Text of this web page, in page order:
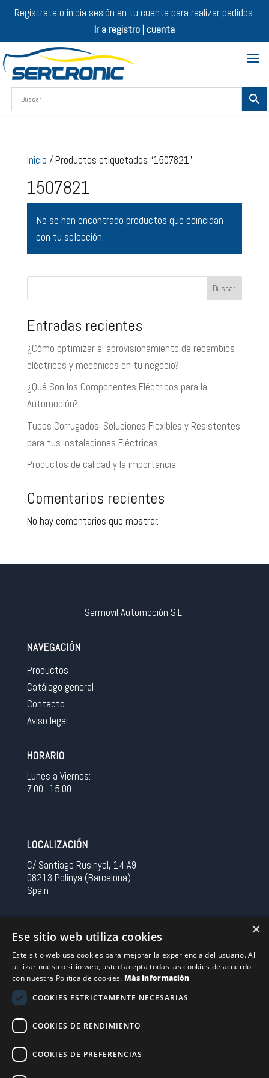
Regístrate o inicia sesión en tu cuenta para realizar pedidos.
Ir a registro | cuenta
Inicio / Productos etiquetados “1507821”
1507821
No se han encontrado productos que coincidan
con tu selección.
Buscar
Entradas recientes
¿Cómo optimizar el aprovisionamiento de recambios
eléctricos y mecánicos en tu negocio?
¿Qué Son los Componentes Eléctricos para la
Automoción?
Tubos Corrugados: Soluciones Flexibles y Resistentes
para tus Instalaciones Eléctricas
Productos de calidad y la importancia
Comentarios recientes
No hay comentarios que mostrar.
Sermovil Automoción S.L.
NAVEGACIÓN
Productos
Catálogo general
Contacto
Aviso legal
HORARIO
Lunes a Viernes:
7:00–15:00
LOCALIZACIÓN
C/ Santiago Rusinyol, 14 A9
08213 Polinya (Barcelona)
Spain
Tel 0034 93 713 37 30
sermovil@sertronic.es
Acceso intranet para representantes
Financiado por la Unión Europea – NextGenerationEU
×
Ese sitio web utiliza cookies
Este sitio web usa cookies para mejorar la experiencia del usuario. Al
utilizar nuestro sitio web, usted acepta todas las cookies de acuerdo
con nuestra Política de cookies. Más información
COOKIES ESTRICTAMENTE NECESARIAS
COOKIES DE RENDIMIENTO
COOKIES DE PREFERENCIAS